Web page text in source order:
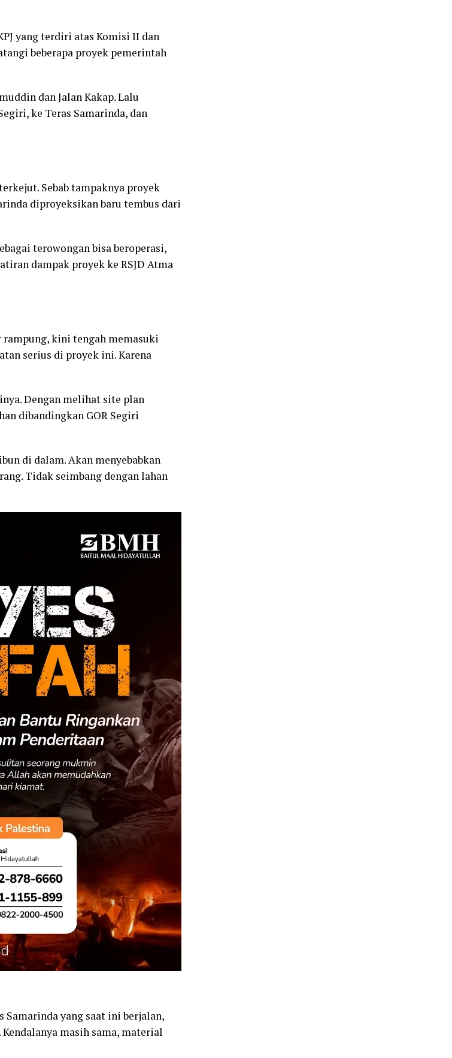
yang terdiri atas Komisi II dan
beberapa proyek pemerintah
dan Jalan Kakap. Lalu
ke Teras Samarinda, dan
Sebab tampaknya proyek
diproyeksikan baru tembus dari
terowongan bisa beroperasi,
dampak proyek ke RSJD Atma
kini tengah memasuki
serius di proyek ini. Karena
Dengan melihat site plan
dibandingkan GOR Segiri
di dalam. Akan menyebabkan
Tidak seimbang dengan lahan
Samarinda yang saat ini berjalan,
masih sama, material